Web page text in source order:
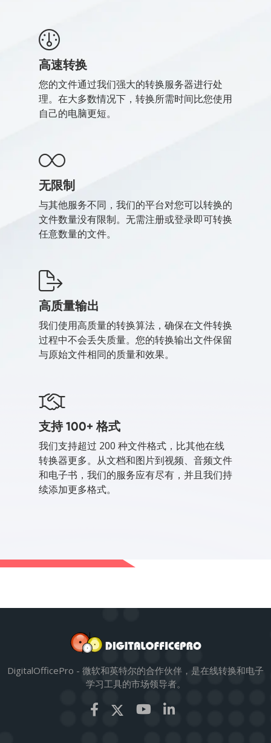
高速转换
您的文件通过我们强大的转换服务器进行处
理。在大多数情况下，转换所需时间比您使用
自己的电脑更短。
无限制
与其他服务不同，我们的平台对您可以转换的
文件数量没有限制。无需注册或登录即可转换
任意数量的文件。
高质量输出
我们使用高质量的转换算法，确保在文件转换
过程中不会丢失质量。您的转换输出文件保留
与原始文件相同的质量和效果。
支持 100+ 格式
我们支持超过 200 种文件格式，比其他在线
转换器更多。从文档和图片到视频、音频文件
和电子书，我们的服务应有尽有，并且我们持
续添加更多格式。
DigitalOfficePro - 微软和英特尔的合作伙伴，是在线转换和电子
学习工具的市场领导者。